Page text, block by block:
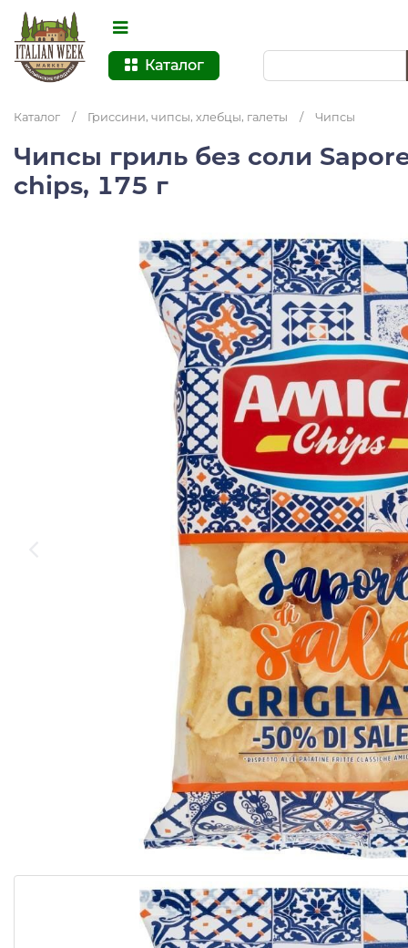
Каталог
Каталог / Гриссини, чипсы, хлебцы, галеты / Чипсы
Чипсы гриль без соли
chips, 175 г